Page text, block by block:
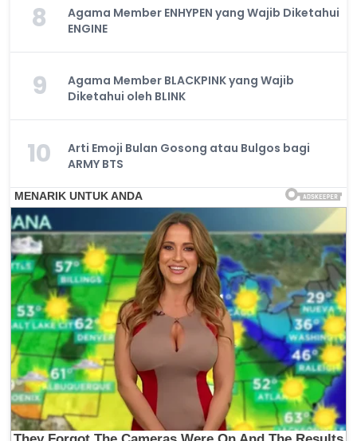
8
Agama Member ENHYPEN yang Wajib Diketahui
ENGINE
9
Agama Member BLACKPINK yang Wajib
Diketahui oleh BLINK
10
Arti Emoji Bulan Gosong atau Bulgos bagi
ARMY BTS